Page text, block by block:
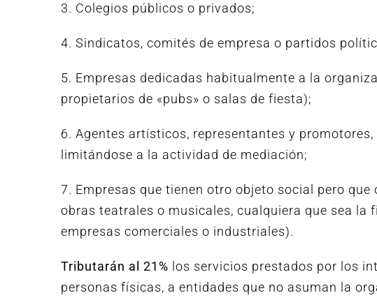
3. Colegios públicos o privados;
4. Sindicatos, comités de empresa o partidos
5. Empresas dedicadas habitualmente a la
propietarios de «pubs» o salas de fiesta);
6. Agentes artísticos, representantes y
limitándose a la actividad de mediación;
7. Empresas que tienen otro objeto social pero
obras teatrales o musicales, cualquiera que sea la
empresas comerciales o industriales).
Tributarán al 21% los servicios prestados por los
personas físicas, a entidades que no asuman la